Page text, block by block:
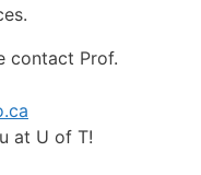
contact Prof.
at U of T!